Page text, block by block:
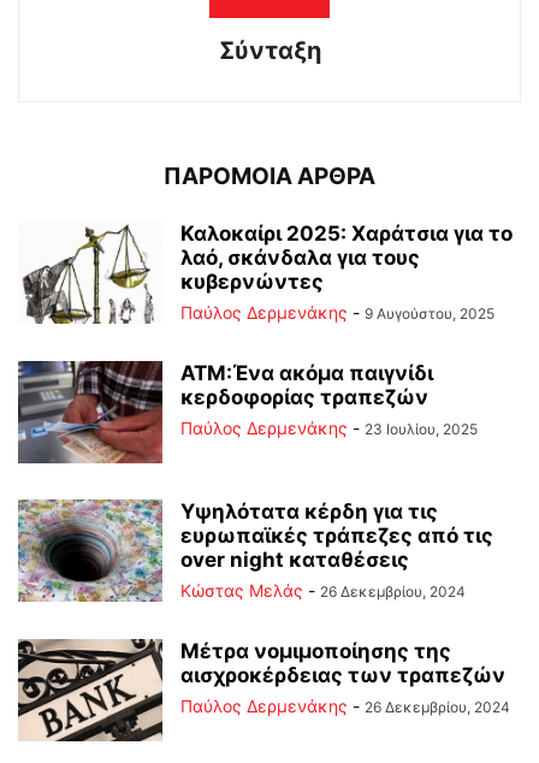
Σύνταξη
ΠΑΡΟΜΟΙΑ ΑΡΘΡΑ
Καλοκαίρι 2025: Χαράτσια για το
λαό, σκάνδαλα για τους
κυβερνώντες
Παύλος Δερμενάκης - 9 Αυγούστου, 2025
ΑΤΜ:Ένα ακόμα παιγνίδι
κερδοφορίας τραπεζών
Παύλος Δερμενάκης - 23 Ιουλίου, 2025
Υψηλότατα κέρδη για τις
ευρωπαϊκές τράπεζες από τις
over night καταθέσεις
Κώστας Μελάς - 26 Δεκεμβρίου, 2024
Μέτρα νομιμοποίησης της
αισχροκέρδειας των τραπεζών
Παύλος Δερμενάκης - 26 Δεκεμβρίου, 2024